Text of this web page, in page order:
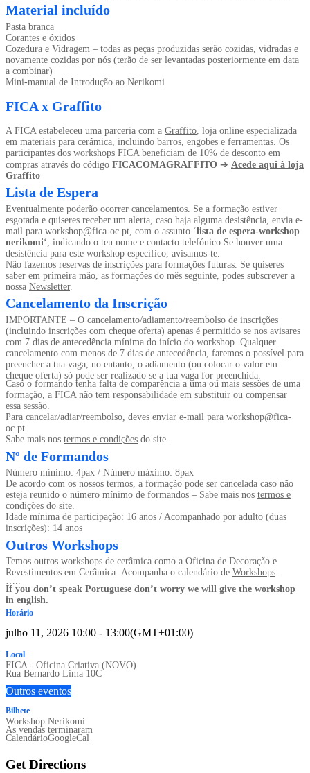
Material incluído
Pasta branca
Corantes e óxidos
Cozedura e Vidragem – todas as peças produzidas serão cozidas, vidradas e
novamente cozidas por nós (terão de ser levantadas posteriormente em data
a combinar)
Mini-manual de Introdução ao Nerikomi
FICA x Graffito
A FICA estabeleceu uma parceria com a Graffito , loja online especializada
em materiais para cerâmica, incluindo barros, engobes e ferramentas. Os
participantes dos workshops FICA beneficiam de 10% de desconto em
compras através do código FICACOMAGRAFFITO ➔ Acede aqui à loja
Graffito
Lista de Espera
Eventualmente poderão ocorrer cancelamentos. Se a formação estiver
esgotada e quiseres receber um alerta, caso haja alguma desistência, envia e-
mail para workshop@fica-oc.pt, com o assunto ‘lista de espera-workshop
nerikomi‘, indicando o teu nome e contacto telefónico.Se houver uma
desistência para este workshop específico, avisamos-te.
Não fazemos reservas de inscrições para formações futuras. Se quiseres
saber em primeira mão, as formações do mês seguinte, podes subscrever a
nossa Newsletter.
Cancelamento da Inscrição
IMPORTANTE – O cancelamento/adiamento/reembolso de inscrições
(incluindo inscrições com cheque oferta) apenas é permitido se nos avisares
com 7 dias de antecedência mínima do início do workshop. Qualquer
cancelamento com menos de 7 dias de antecedência, faremos o possível para
preencher a tua vaga, no entanto, o adiamento (ou colocar o valor em
cheque oferta) só pode ser realizado se a tua vaga for preenchida.
Caso o formando tenha falta de comparência a uma ou mais sessões de uma
formação, a FICA não tem responsabilidade em substituir ou compensar
essa sessão.
Para cancelar/adiar/reembolso, deves enviar e-mail para workshop@fica-
oc.pt
Sabe mais nos termos e condições do site.
Nº de Formandos
Número mínimo: 4pax / Número máximo: 8pax
De acordo com os nossos termos, a formação pode ser cancelada caso não
esteja reunido o número mínimo de formandos – Sabe mais nos termos e
condições do site.
Idade mínima de participação: 16 anos / Acompanhado por adulto (duas
inscrições): 14 anos
Outros Workshops
Temos outros workshops de cerâmica como a Oficina de Decoração e
Revestimentos em Cerâmica. Acompanha o calendário de Workshops.
…..
If you don’t speak Portuguese don’t worry we will give the workshop
in english.
Horário
julho 11, 2026 10:00 - 13:00(GMT+01:00)
Local
FICA - Oficina Criativa (NOVO)
Rua Bernardo Lima 10C
Outros eventos
Bilhete
Workshop Nerikomi
As vendas terminaram
CalendárioGoogleCal
Get Directions